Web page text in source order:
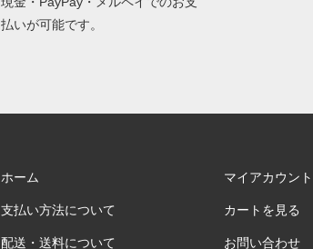
払いが可能です。
ホーム
支払い方法について
配送・送料について
マイアカウント
カートを見る
お問い合わせ